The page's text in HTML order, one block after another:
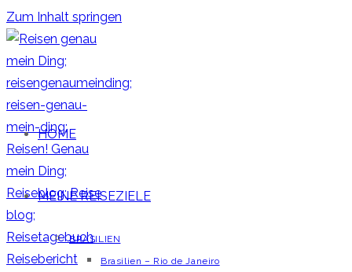
Zum Inhalt springen
HOME
MEINE REISEZIELE
BRASILIEN
Brasilien – Rio de Janeiro